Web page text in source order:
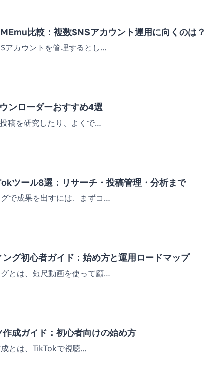
比較：複数SNSアカウント運用に向くのは？
アカウントを管理するとし…
ンローダーおすすめ4選
稿を研究したり、よくで…
ツール8選：リサーチ・投稿管理・分析まで
で成果を出すには、まずコ…
グ初心者ガイド：始め方と運用ロードマップ
とは、短尺動画を使って顧…
成ガイド：初心者向けの始め方
とは、TikTokで視聴…